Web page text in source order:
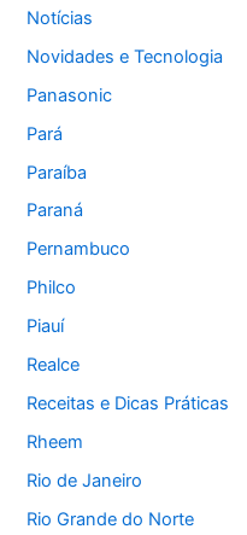
Notícias
Novidades e Tecnologia
Panasonic
Pará
Paraíba
Paraná
Pernambuco
Philco
Piauí
Realce
Receitas e Dicas Práticas
Rheem
Rio de Janeiro
Rio Grande do Norte